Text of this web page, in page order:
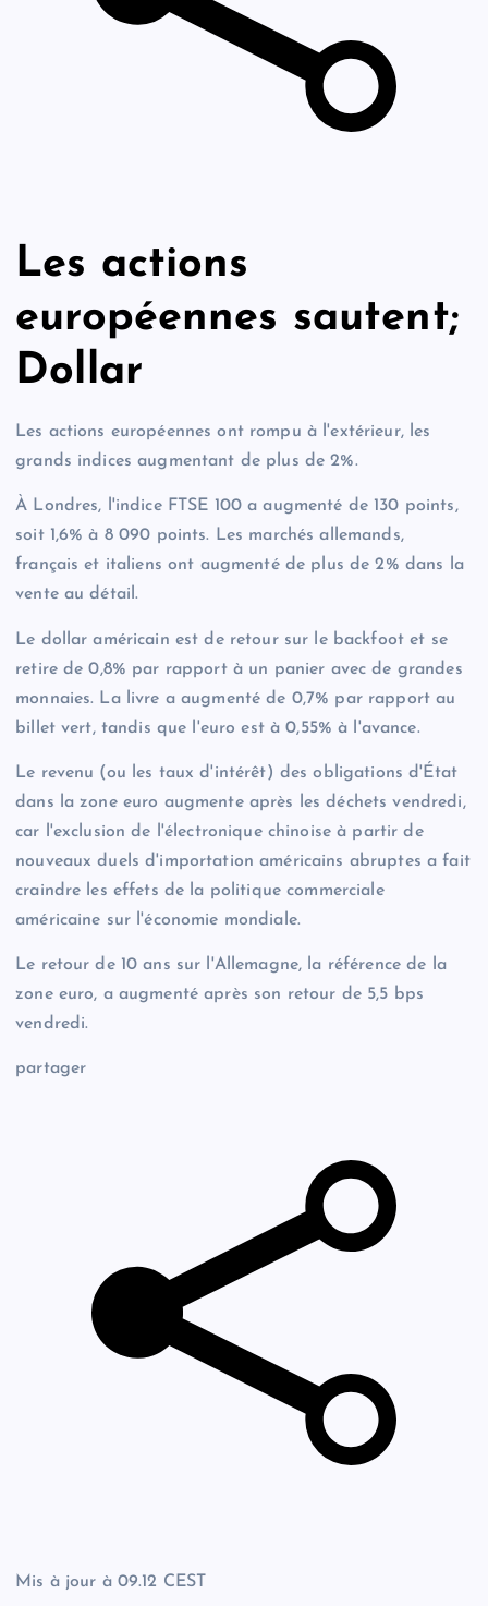
Les actions
européennes sautent;
Dollar
Les actions européennes ont rompu à l'extérieur, les
grands indices augmentant de plus de 2%.
À Londres, l'indice FTSE 100 a augmenté de 130 points,
soit 1,6% à 8 090 points. Les marchés allemands,
français et italiens ont augmenté de plus de 2% dans la
vente au détail.
Le dollar américain est de retour sur le backfoot et se
retire de 0,8% par rapport à un panier avec de grandes
monnaies. La livre a augmenté de 0,7% par rapport au
billet vert, tandis que l'euro est à 0,55% à l'avance.
Le revenu (ou les taux d'intérêt) des obligations d'État
dans la zone euro augmente après les déchets vendredi,
car l'exclusion de l'électronique chinoise à partir de
nouveaux duels d'importation américains abruptes a fait
craindre les effets de la politique commerciale
américaine sur l'économie mondiale.
Le retour de 10 ans sur l'Allemagne, la référence de la
zone euro, a augmenté après son retour de 5,5 bps
vendredi.
partager
Mis à jour à 09.12 CEST